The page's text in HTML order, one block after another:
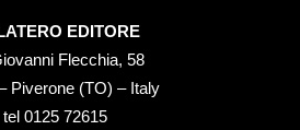
EDITORE
Flecchia, 58
Piverone (TO) – Italy
tel ‭0125 72615‬